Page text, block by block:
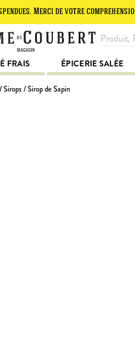
de votre compréhension.
FRAIS ÉPICERIE SALÉE
/Sirops/ Sirop de Sapin